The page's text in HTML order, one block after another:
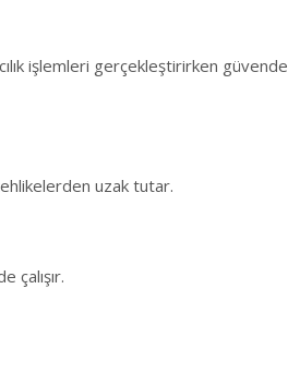
işlemleri gerçekleştirirken güvende
uzak tutar.
çalışır.